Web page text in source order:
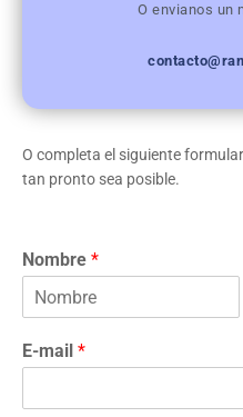
O envianos un
O completa el siguiente
tan pronto sea posible.
Nombre *
E-mail *